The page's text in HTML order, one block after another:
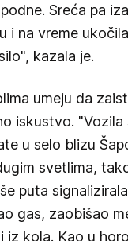
Sreća pa
i na vreme
kazala je.
umeju da
iskustvo.
u selo blizu
svetlima,
puta
gas, zaobišao
iz kola. Kao u